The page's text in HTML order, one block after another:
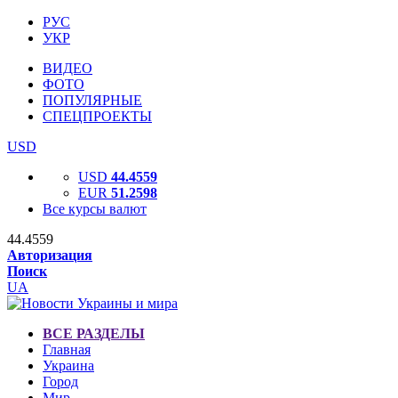
РУС
УКР
ВИДЕО
ФОТО
ПОПУЛЯРНЫЕ
СПЕЦПРОЕКТЫ
USD
USD 44.4559
EUR 51.2598
Все курсы валют
44.4559
Авторизация
Поиск
UA
ВСЕ РАЗДЕЛЫ
Главная
Украина
Город